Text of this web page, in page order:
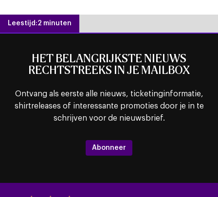
Leestijd:2 minuten
HET BELANGRIJKSTE NIEUWS
RECHTSTREEKS IN JE MAILBOX
Ontvang als eerste alle nieuws, ticketinginformatie,
shirtreleases of interessante promoties door je in te
schrijven voor de nieuwsbrief.
Abonneer